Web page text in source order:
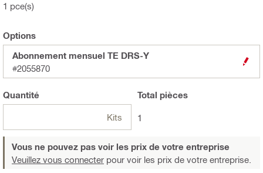
1 pce(s)
Options
Abonnement mensuel TE DRS-Y
#2055870
Quantité
Kits
Total pièces
1
Vous ne pouvez pas voir les prix de votre entreprise
Veuillez vous connecter pour voir les prix de votre entreprise.